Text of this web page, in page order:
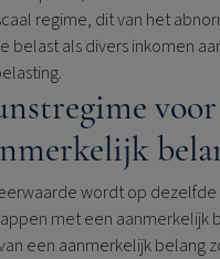
regime, dit van het
belast als divers inkomen
wordt op
met een aanmerkelijk
een aanmerkelijk belang